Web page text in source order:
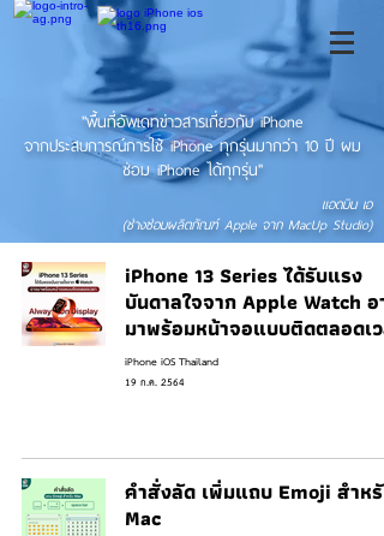
"พื้นที่อัพเดทข่าวสารเกี่ยวกับ iPhone
จากประสบการณ์การใช้ iPhone ทุกรุ่นมากว่า 10 ปี ผม
ซ่อม iPhone ได้ทุกรุ่น"
แอดมิน เอ
(ช่างซ่อมผลิตภัณฑ์ Apple จาก MacUp Studio)
iPhone 13 Series ได้รับแรง
บันดาลใจจาก Apple Watch อาจ
มาพร้อมหน้าจอแบบติดตลอดเวล
iPhone iOS Thailand
19 ก.ค. 2564
คำสั่งลัด เพิ่มแถบ Emoji สำหรับ
Mac